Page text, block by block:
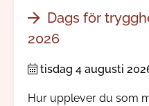
Dags för
2026
tisdag 4 augusti
Hur upplever du som